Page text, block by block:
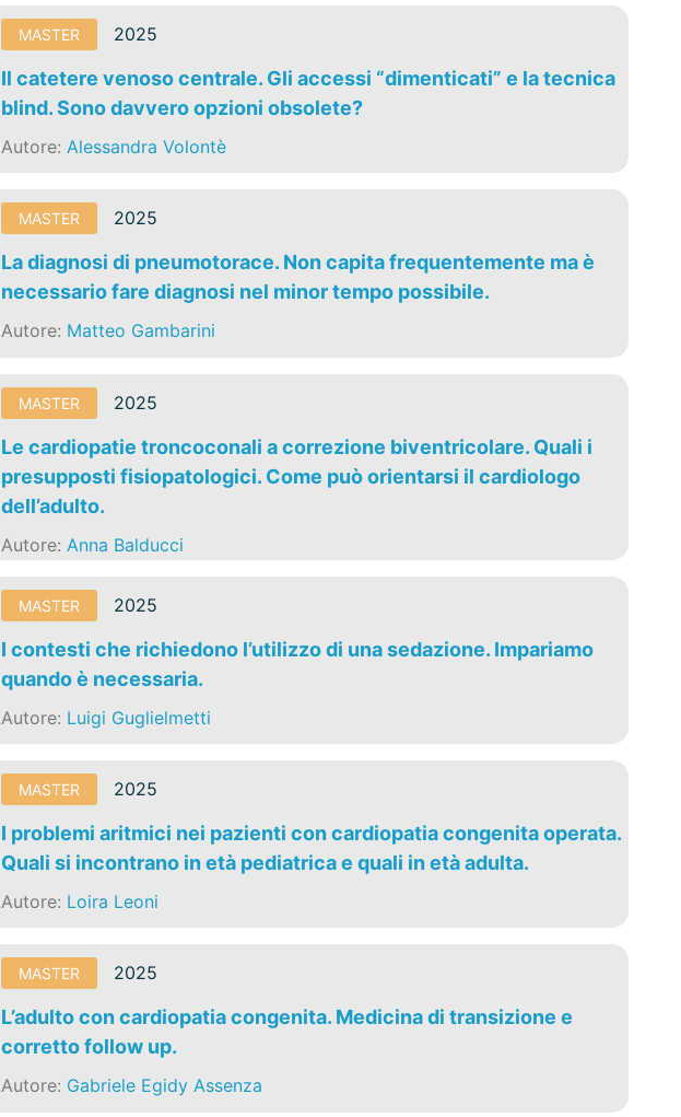
MASTER 2025
Il catetere venoso centrale. Gli accessi “dimenticati” e la tecnica
blind. Sono davvero opzioni obsolete?
Autore: Alessandra Volontè
MASTER 2025
La diagnosi di pneumotorace. Non capita frequentemente ma è
necessario fare diagnosi nel minor tempo possibile.
Autore: Matteo Gambarini
MASTER 2025
Le cardiopatie troncoconali a correzione biventricolare. Quali i
presupposti fisiopatologici. Come può orientarsi il cardiologo
dell’adulto.
Autore: Anna Balducci
MASTER 2025
I contesti che richiedono l’utilizzo di una sedazione. Impariamo
quando è necessaria.
Autore: Luigi Guglielmetti
MASTER 2025
I problemi aritmici nei pazienti con cardiopatia congenita operata.
Quali si incontrano in età pediatrica e quali in età adulta.
Autore: Loira Leoni
MASTER 2025
L’adulto con cardiopatia congenita. Medicina di transizione e
corretto follow up.
Autore: Gabriele Egidy Assenza